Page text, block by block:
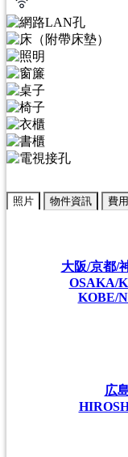
大阪/京都/
OSAKA/
KOBE/
広
照片 物件資訊 費用